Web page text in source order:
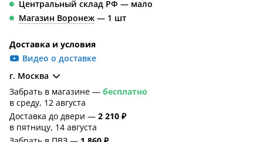
Центральный склад РФ — мало
Магазин Воронеж — 1 шт
Доставка и условия
Видео о доставке
г. Москва
Забрать в магазине — бесплатно
в среду, 12 августа
Доставка до двери — 2 210 ₽
в пятницу, 14 августа